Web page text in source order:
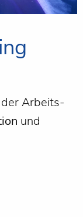
Arbeits-
und